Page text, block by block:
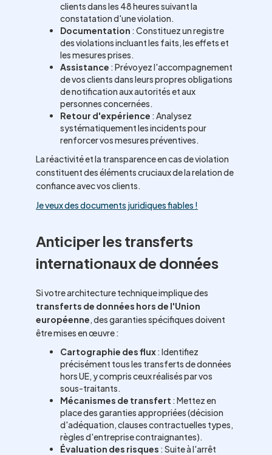
clients dans les 48 heures suivant la
constatation d'une violation.
Documentation : Constituez un registre
des violations incluant les faits, les effets et
les mesures prises.
Assistance : Prévoyez l'accompagnement
de vos clients dans leurs propres obligations
de notification aux autorités et aux
personnes concernées.
Retour d'expérience : Analysez
systématiquement les incidents pour
renforcer vos mesures préventives.
La réactivité et la transparence en cas de violation
constituent des éléments cruciaux de la relation de
confiance avec vos clients.
Je veux des documents juridiques fiables !
Anticiper les transferts
internationaux de données
Si votre architecture technique implique des
transferts de données hors de l'Union
européenne, des garanties spécifiques doivent
être mises en œuvre :
Cartographie des flux: Identifiez
précisément tous les transferts de données
hors UE, y compris ceux réalisés par vos
sous-traitants.
Mécanismes de transfert : Mettez en
place des garanties appropriées (décision
d'adéquation, clauses contractuelles types,
règles d'entreprise contraignantes).
Évaluation des risques : Suite à l'arrêt